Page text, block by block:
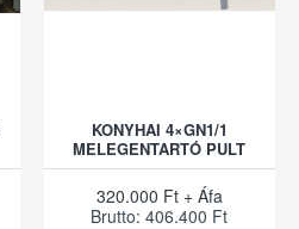
KONYHAI 4×GN1/1
MELEGENTARTÓ PULT
320.000 Ft + Áfa
Brutto: 406.400 Ft